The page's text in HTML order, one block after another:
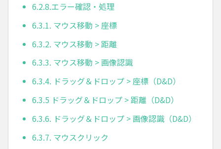
6.2.8.エラー確認・処理
6.3.1. マウス移動 > 座標
6.3.2. マウス移動 > 距離
6.3.3. マウス移動 > 画像認識
6.3.4. ドラッグ＆ドロップ > 座標（D&D）
6.3.5 ドラッグ＆ドロップ > 距離（D&D）
6.3.6. ドラッグ＆ドロップ > 画像認識（D&D）
6.3.7. マウスクリック